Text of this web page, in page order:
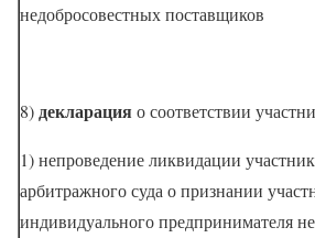
недобросовестных поставщиков
8)декларацияо соответствии
1) непроведение ликвидации
арбитражного суда о признании
индивидуального предпринимателя